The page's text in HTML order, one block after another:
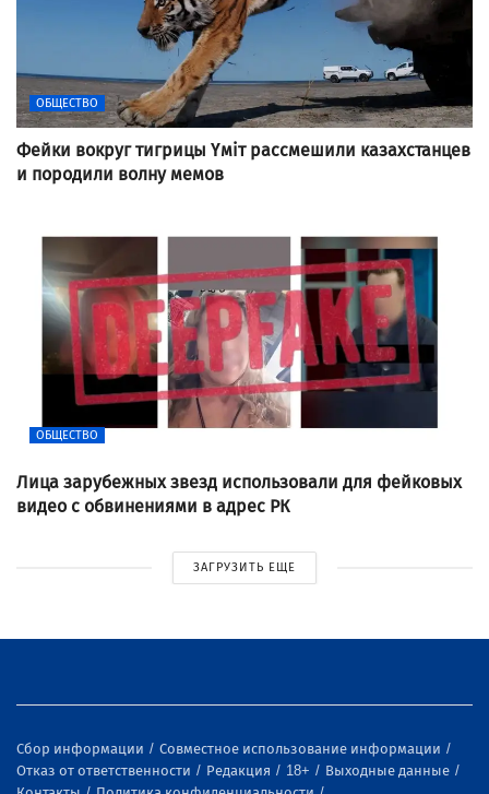
ОБЩЕСТВО
Фейки вокруг тигрицы Үміт рассмешили казахстанцев
и породили волну мемов
ОБЩЕСТВО
Лица зарубежных звезд использовали для фейковых
видео с обвинениями в адрес РК
ЗАГРУЗИТЬ ЕЩЕ
Сбор информации
Совместное использование информации
Отказ от ответственности
Редакция 18+
Выходные данные